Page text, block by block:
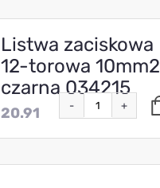
Listwa zaciskowa
12-torowa 10mm2
czarna 034215
20.91 - +